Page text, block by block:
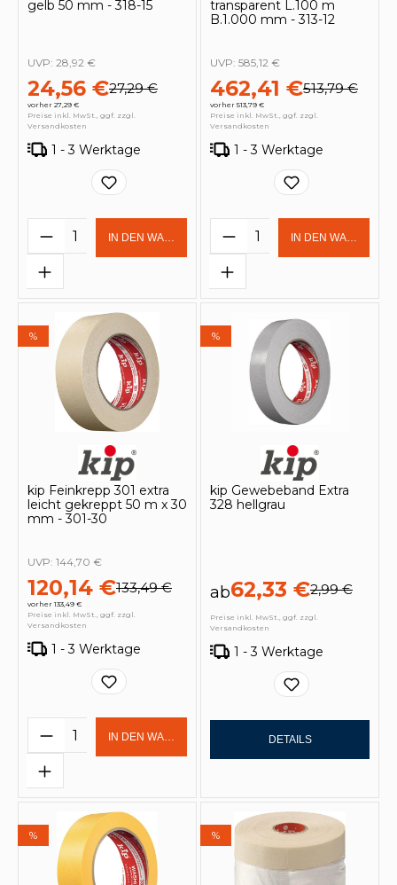
gelb 50 mm - 318-15
24,56 €27,29 €
vorher 27,29 €
UVP: 28,92 €
Preise inkl. MwSt., ggf. zzgl.
Versandkosten
1 - 3 Werktage
Produkt Anzahl: Gib den
IN DEN WARENKORB
transparent L.100 m
B.1.000 mm - 313-12
462,41 €513,79 €
vorher 513,79 €
UVP: 585,12 €
Preise inkl. MwSt., ggf. zzgl.
Versandkosten
1 - 3 Werktage
Produkt Anzahl:
IN DEN
%
kip Feinkrepp 301 extra
leicht gekreppt 50 m x 30
mm - 301-30
120,14 €133,49 €
vorher 133,49 €
UVP: 144,70 €
Preise inkl. MwSt., ggf. zzgl.
Versandkosten
1 - 3 Werktage
Produkt Anzahl: Gib den
IN DEN WARENKORB
%
kip Gewebeband Extra
328 hellgrau
ab62,33 €2,99 €
Preise inkl. MwSt., ggf. zzgl.
Versandkosten
1 - 3 Werktage
DETAILS
% %